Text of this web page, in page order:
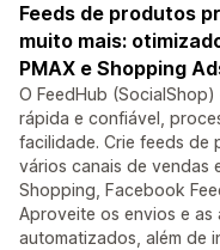
Feeds de produtos
muito mais:
PMAX e Shopping
O FeedHub
rápida e confiável,
facilidade. Crie feeds de
vários canais de vendas
Shopping, Facebook
Aproveite os envios e
automatizados, além de